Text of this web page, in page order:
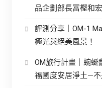
品企劃部長冨樫和宏
評測分享｜OM-1
極光與絕美風景！
OM旅行計畫｜蜿
福國度安居淨土—